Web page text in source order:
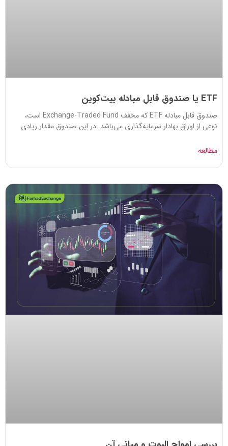
ETF یا صندوق قابل مبادله بیت‌کوین
صندوق قابل مبادله ETF که مخفف Exchange-Traded Fund است،
نوعی از اوراق بهادار سرمایه‌گذاری می‌باشد. در این صندوق مقدار زیادی
مطالعه